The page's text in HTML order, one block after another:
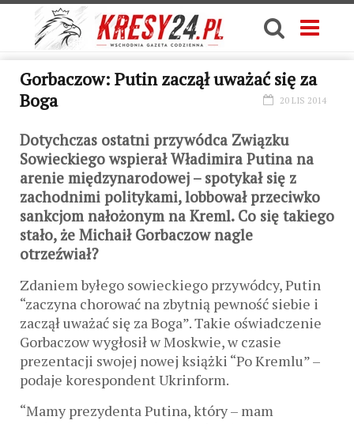
Gorbaczow: Putin zaczął uważać się za
Boga
20 LIS 2014
Dotychczas ostatni przywódca Związku
Sowieckiego wspierał Władimira Putina na
arenie międzynarodowej – spotykał się z
zachodnimi politykami, lobbował przeciwko
sankcjom nałożonym na Kreml. Co się takiego
stało, że Michaił Gorbaczow nagle
otrzeźwiał?
Zdaniem byłego sowieckiego przywódcy, Putin
“zaczyna chorować na zbytnią pewność siebie i
zaczął uważać się za Boga”. Takie oświadczenie
Gorbaczow wygłosił w Moskwie, w czasie
prezentacji swojej nowej książki “Po Kremlu” –
podaje korespondent Ukrinform.
“Mamy prezydenta Putina, który – mam